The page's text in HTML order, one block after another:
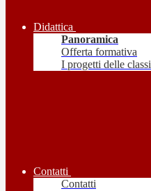
Didattica
Panoramica
Offerta formativa
I progetti delle classi
Contatti
Contatti